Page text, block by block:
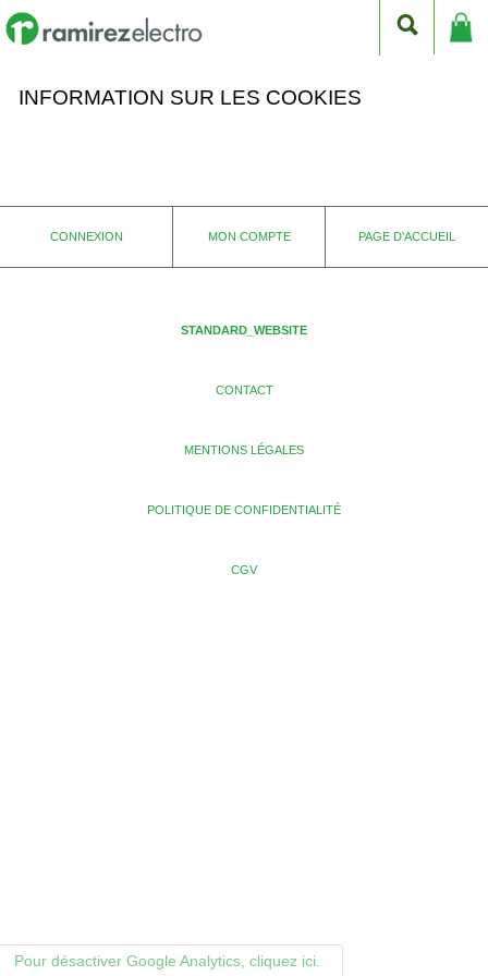
INFORMATION SUR LES COOKIES
CONNEXION MON COMPTE PAGE D'ACCUEIL
STANDARD_WEBSITE
CONTACT
MENTIONS LÉGALES
POLITIQUE DE CONFIDENTIALITÉ
CGV
Pour désactiver Google Analytics, cliquez ici.